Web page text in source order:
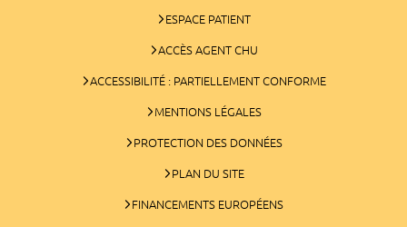
ESPACE PATIENT
ACCÈS AGENT CHU
ACCESSIBILITÉ : PARTIELLEMENT CONFORME
MENTIONS LÉGALES
PROTECTION DES DONNÉES
PLAN DU SITE
FINANCEMENTS EUROPÉENS